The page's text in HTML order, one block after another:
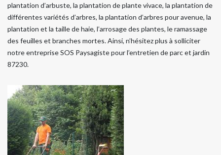
plantation d’arbuste, la plantation de plante vivace, la plantation de
différentes variétés d’arbres, la plantation d’arbres pour avenue, la
plantation et la taille de haie, l’arrosage des plantes, le ramassage
des feuilles et branches mortes. Ainsi, n’hésitez plus à solliciter
notre entreprise SOS Paysagiste pour l’entretien de parc et jardin
87230.